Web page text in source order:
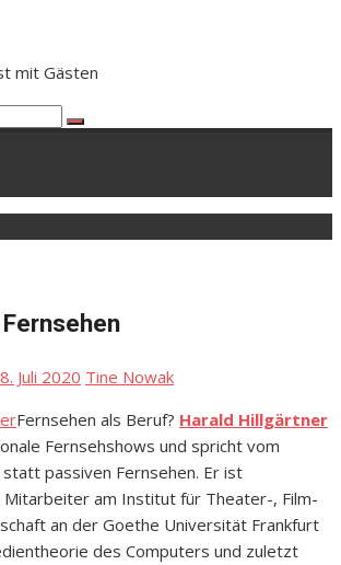
mit Gästen
Search
Juli 2020 Author
Tine Nowak
Fernsehen als Beruf? Harald Hillgärtner
Fernsehshows und spricht vom
passiven Fernsehen. Er ist
Mitarbeiter am Institut für Theater-, Film-
an der Goethe Universität Frankfurt
des Computers und zuletzt